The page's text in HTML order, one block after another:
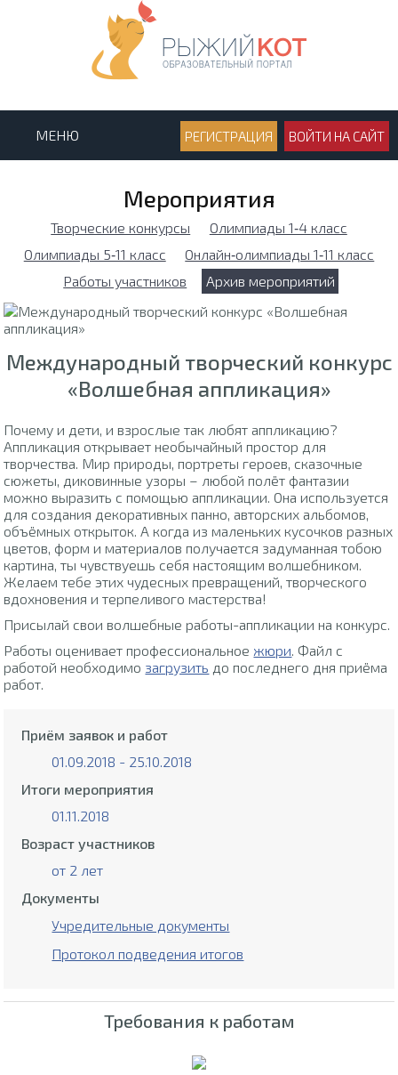
МЕНЮ РЕГИСТРАЦИЯ ВОЙТИ НА САЙТ
Мероприятия
Творческие конкурсы
Олимпиады 1‑4 класс
Олимпиады 5‑11 класс
Онлайн‑олимпиады 1‑11 класс
Работы участников
Архив мероприятий
Международный творческий конкурс
«Волшебная аппликация»
Почему и дети, и взрослые так любят аппликацию?
Аппликация открывает необычайный простор для
творчества. Мир природы, портреты героев, сказочные
сюжеты, диковинные узоры – любой полёт фантазии
можно выразить с помощью аппликации. Она используется
для создания декоративных панно, авторских альбомов,
объёмных открыток. А когда из маленьких кусочков разных
цветов, форм и материалов получается задуманная тобою
картина, ты чувствуешь себя настоящим волшебником.
Желаем тебе этих чудесных превращений, творческого
вдохновения и терпеливого мастерства!
Присылай свои волшебные работы-аппликации на конкурс.
Работы оценивает профессиональное жюри. Файл с
работой необходимо загрузить до последнего дня приёма
работ.
Приём заявок и работ
01.09.2018 - 25.10.2018
Итоги мероприятия
01.11.2018
Возраст участников
от 2 лет
Документы
Учредительные документы
Протокол подведения итогов
Требования к работам